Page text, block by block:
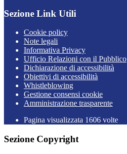
Sezione Link Utili
Cookie policy
Note legali
Informativa Privacy
Ufficio Relazioni con il Pubblico
Dichiarazione di accessibilità
Obiettivi di accessibilità
Whistleblowing
Gestione consensi cookie
Amministrazione trasparente
Pagina visualizzata 1606 volte
Sezione Copyright